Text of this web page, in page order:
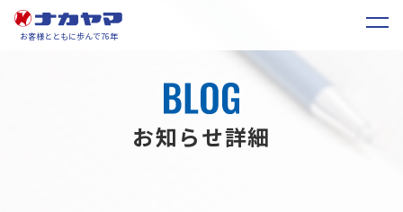
お客様とともに歩んで76年
お知らせ詳細